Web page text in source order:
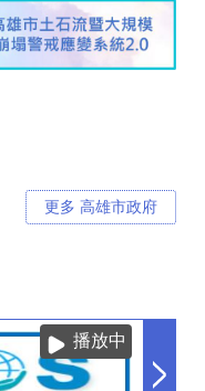
更多 高雄市政府
播放中